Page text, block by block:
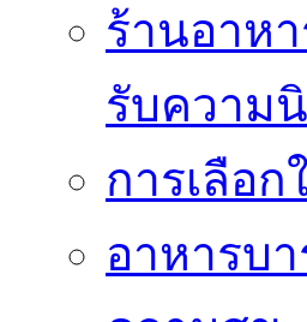
ร้านอาห
รับความ
การเลือก
อาหารบ